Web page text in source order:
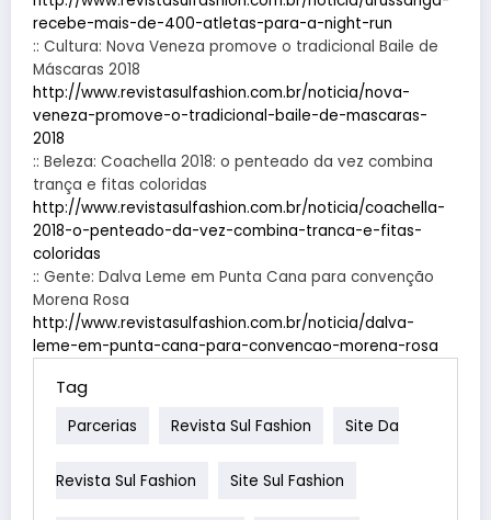
recebe-mais-de-400-atletas-para-a-night-run
:: Cultura: Nova Veneza promove o tradicional Baile de
Máscaras 2018
http://www.revistasulfashion.com.br/noticia/nova-
veneza-promove-o-tradicional-baile-de-mascaras-
2018
:: Beleza: Coachella 2018: o penteado da vez combina
trança e fitas coloridas
http://www.revistasulfashion.com.br/noticia/coachella-
2018-o-penteado-da-vez-combina-tranca-e-fitas-
coloridas
:: Gente: Dalva Leme em Punta Cana para convenção
Morena Rosa
http://www.revistasulfashion.com.br/noticia/dalva-
leme-em-punta-cana-para-convencao-morena-rosa
Tag
Parcerias Revista Sul Fashion Site Da
Revista Sul Fashion Site Sul Fashion